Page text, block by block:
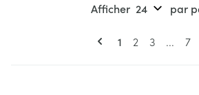
Pages
Vous lisez
1 Page
2 Page
3 ... 7
Afficher par